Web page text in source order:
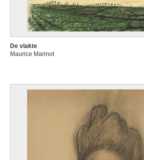
De vlakte
Maurice Marinot